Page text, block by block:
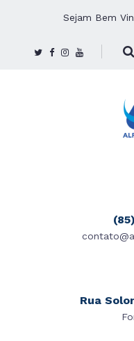
Sejam Bem
Rua